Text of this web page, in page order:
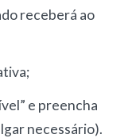
receberá ao
e preencha
necessário).